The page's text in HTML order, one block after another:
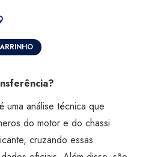
preço
atual
R$129,99.
uma análise técnica que
do motor e do chassi
cruzando essas